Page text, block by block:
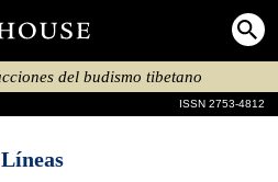
del budismo tibetano
ISSN 2753-4812